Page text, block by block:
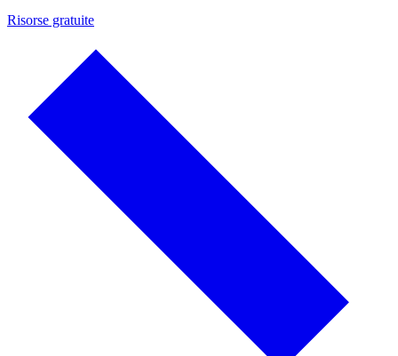
Risorse gratuite